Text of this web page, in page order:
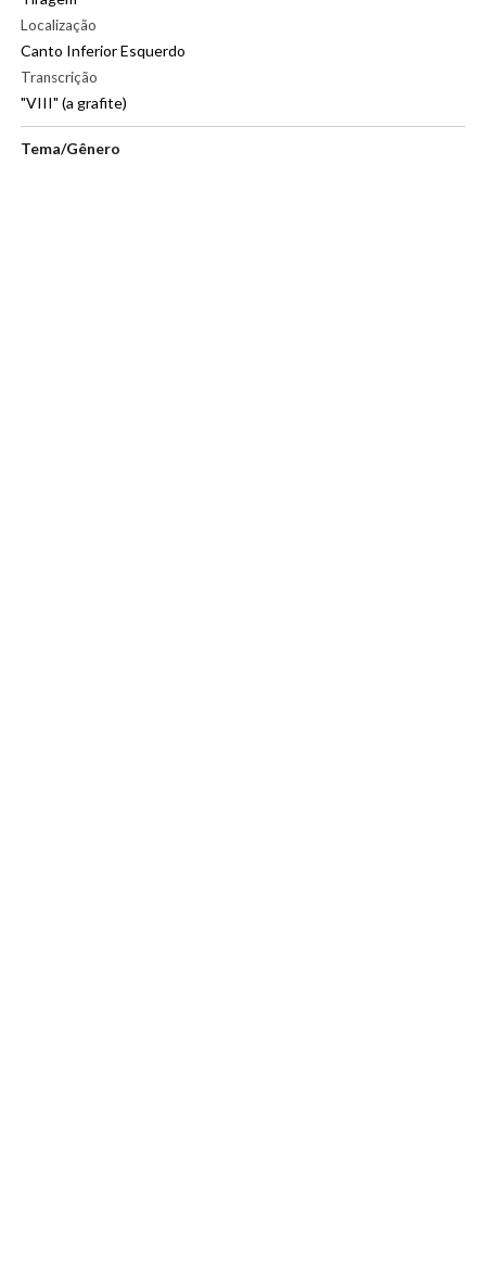
Localização
Canto Inferior Esquerdo
Transcrição
"VIII" (a grafite)
Tema/Gênero